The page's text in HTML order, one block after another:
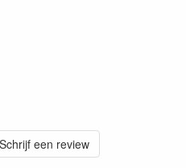
Schrijf een review